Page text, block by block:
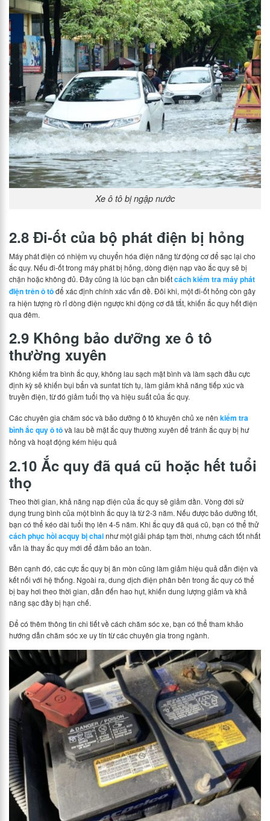
Xe ô tô bị ngập nước
2.8 Đi-ốt của bộ phát điện bị hỏng
Máy phát điện có nhiệm vụ chuyển hóa điện năng từ động cơ để sạc lại cho
ắc quy. Nếu đi-ốt trong máy phát bị hỏng, dòng điện nạp vào ắc quy sẽ bị
chặn hoặc không đủ. Đây cũng là lúc bạn cần biếtcách kiểm tra máy phát
điện trên ô tôđể xác định chính xác vấn đề. Đôi khi, một đi-ốt hỏng còn gây
ra hiện tượng rò rỉ dòng điện ngược khi động cơ đã tắt, khiến ắc quy hết điện
qua đêm.
2.9 Không bảo dưỡng xe ô tô
thường xuyên
Không kiểm tra bình ắc quy, không lau sạch mặt bình và làm sạch đầu cực
định kỳ sẽ khiến bụi bẩn và sunfat tích tụ, làm giảm khả năng tiếp xúc và
truyền điện, từ đó giảm tuổi thọ và hiệu suất của ắc quy.
Các chuyên gia chăm sóc và bảo dưỡng ô tô khuyên chủ xe nên kiểm tra
bình ắc quy ô tôvà lau bề mặt ắc quy thường xuyên để tránh ắc quy bị hư
hỏng và hoạt động kém hiệu quả
2.10 Ắc quy đã quá cũ hoặc hết tuổi
thọ
Theo thời gian, khả năng nạp điện của ắc quy sẽ giảm dần. Vòng đời sử
dụng trung bình của một bình ắc quy là từ 2-3 năm. Nếu được bảo dưỡng tốt,
bạn có thể kéo dài tuổi thọ lên 4-5 năm. Khi ắc quy đã quá cũ, bạn có thể thử
cách phục hồi acquy bị chainhư một giải pháp tạm thời, nhưng cách tốt nhất
vẫn là thay ắc quy mới để đảm bảo an toàn.
Bên cạnh đó, các cực ắc quy bị ăn mòn cũng làm giảm hiệu quả dẫn điện và
kết nối với hệ thống. Ngoài ra, dung dịch điện phân bên trong ắc quy có thể
bị bay hơi theo thời gian, dẫn đến hao hụt, khiến dung lượng giảm và khả
năng sạc đầy bị hạn chế.
Để có thêm thông tin chi tiết về cách chăm sóc xe, bạn có thể tham khảo
hướng dẫn chăm sóc xe uy tín từ các chuyên gia trong ngành.